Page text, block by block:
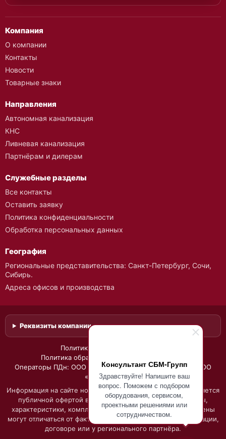
Консультант СБМ-Групп
Здравствуйте! Напишите ваш
вопрос. Поможем с подбором
оборудования, сервисом,
проектными решениями или
сотрудничеством.
Компания
О компании
Контакты
Новости
Товарные знаки
Направления
Автономная канализация
КНС
Ливневая канализация
Партнёрам и дилерам
Служебные разделы
Все контакты
Оставить заявку
Политика конфиденциальности
Обработка персональных данных
География
Региональные представительства: Санкт-Петербург, Сочи,
Сибирь.
Адреса офисов и производства
Реквизиты компании
Политика конфиденциальности
Политика обработки персональных данных
Операторы ПДн: ООО НПО «СБМ», ИНН 7743160688, и ООО
«ВолгаЭкоПласт»
Информация на сайте носит справочный характер и не является
публичной офертой в смысле ст. 437 ГК РФ. Фото, схемы,
характеристики, комплектация, гарантийные условия и цены
могут отличаться от фактических и уточняются в документации,
договоре или у регионального партнёра.